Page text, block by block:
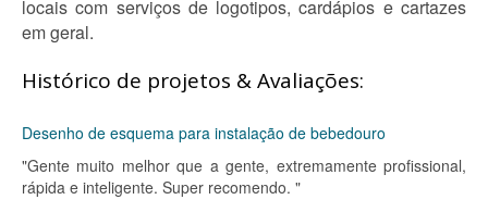
locais com serviços de logotipos, cardápios e cartazes
em geral.
Histórico de projetos & Avaliações:
Desenho de esquema para instalação de bebedouro
"Gente muito melhor que a gente, extremamente profissional,
rápida e inteligente. Super recomendo. "